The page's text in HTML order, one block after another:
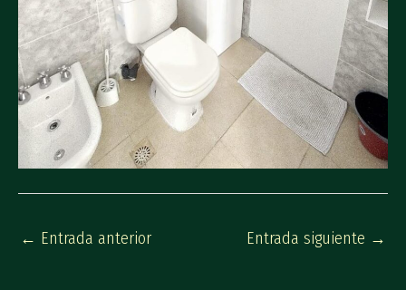
← Entrada anterior Entrada siguiente →